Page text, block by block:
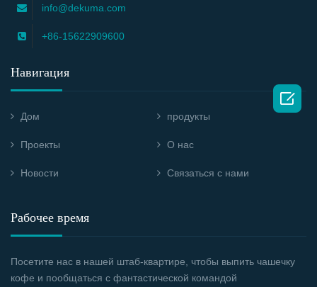
info@dekuma.com
+86-15622909600
Навигация
Дом продукты
Проекты О нас
Новости Связаться с нами
Рабочее время
Посетите нас в нашей штаб-квартире, чтобы выпить чашечку
кофе и пообщаться с фантастической командой
